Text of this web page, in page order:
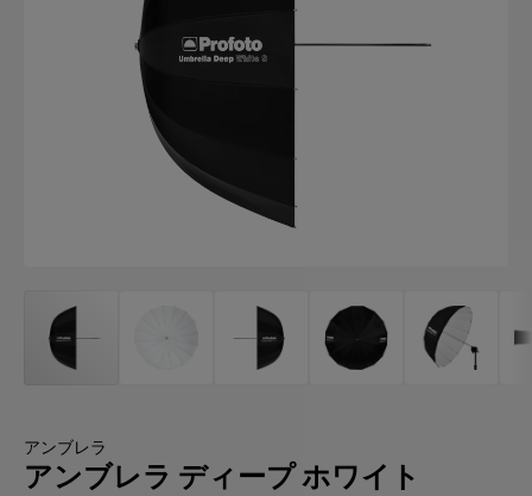
アンブレラ
アンブレラ ディープ ホワイト